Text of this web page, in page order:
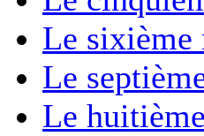
Le sixième
Le
Le